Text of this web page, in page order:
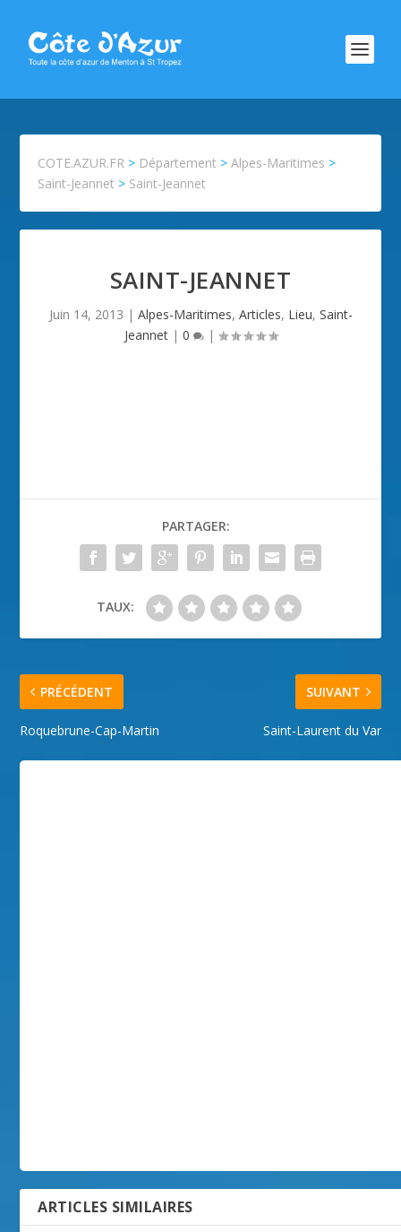
COTE.AZUR.FR > Département >Alpes-Maritimes >
Saint-Jeannet > Saint-Jeannet
SAINT-JEANNET
Juin 14, 2013 | Alpes-Maritimes, Articles, Lieu, Saint-
Jeannet| 0 |
PARTAGER:
TAUX:
PRÉCÉDENT
Roquebrune-Cap-Martin
SUIVANT
Saint-Laurent du Var
ARTICLES SIMILAIRES